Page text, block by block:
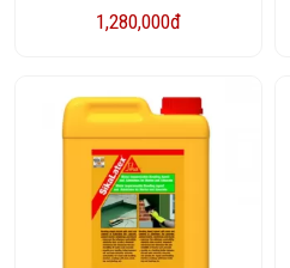
1,280,000đ